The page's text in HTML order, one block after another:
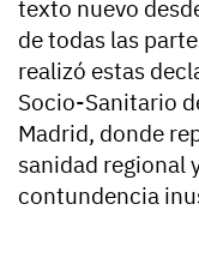
texto nuevo
de todas las
realizó estas
Socio-Sanitario
Madrid, donde
sanidad regional
contundencia